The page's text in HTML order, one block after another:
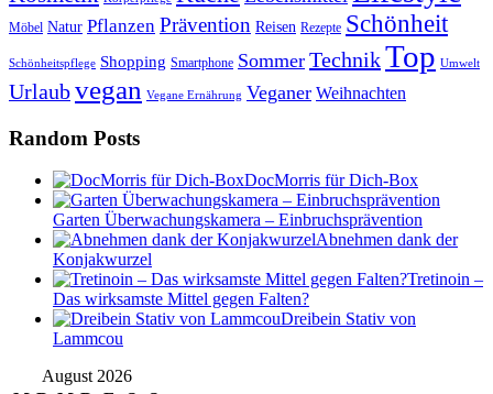
Möbel Natur Pflanzen Prävention Reisen Rezepte Schönheit
Schönheitspflege Shopping Smartphone Sommer TechnikTop Umwelt
Urlaubvegan Vegane Ernährung Veganer Weihnachten
Random Posts
DocMorris für Dich-Box
Garten Überwachungskamera – Einbruchsprävention
Abnehmen dank der
Konjakwurzel
Tretinoin –
Das wirksamste Mittel gegen Falten?
Dreibein Stativ von
Lammcou
August 2026